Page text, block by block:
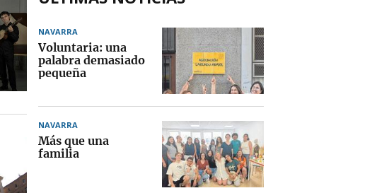
NAVARRA
Voluntaria: una
palabra demasiado
pequeña
NAVARRA
Más que una
familia